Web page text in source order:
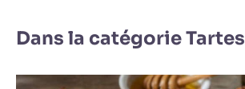
Dans la catégorie Tartes